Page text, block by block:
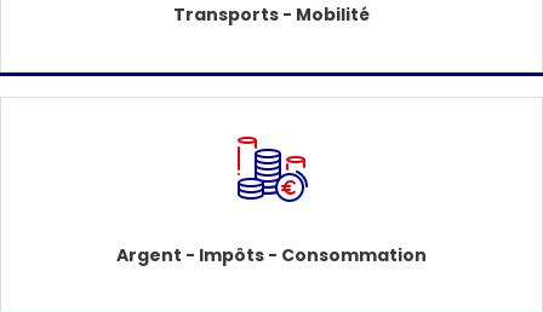
Transports - Mobilité
Argent - Impôts - Consommation